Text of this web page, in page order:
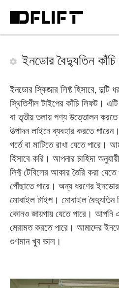
ইনডোর বৈদ্যুতিন
ইনডোর স্কিজার লিফ্ট হিসাবে,
স্থিতিশীল টাইপের কাঁচি লিফট।
বা তৃতীয় তলায় পণ্য উত্তোলন
উত্পাদন লাইনে ব্যবহার করতে
গর্তে বা মাটিতে রাখা যেতে
হিসাবে করি। আপনার চাহিদা
লিফ্ট টেবিলের আকার তৈরি করা
পৌঁছাতে পারে। অন্য ধরণের ইনডোর
মোবাইল টাইপ। মোবাইল বৈদ্যুতিন
কোনও জায়গায় যেতে পারে। আপনি
মেরামত করতে পারে। আমাদের
গুণমান খুব ভাল।